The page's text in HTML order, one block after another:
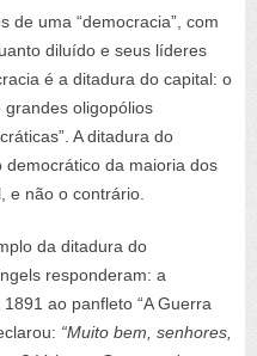
de uma “democracia”, com
diluído e seus líderes
é a ditadura do capital: o
oligopólios
A ditadura do
da maioria dos
e não o contrário.
da ditadura do
responderam: a
ao panfleto “A Guerra
“Muito bem, senhores,